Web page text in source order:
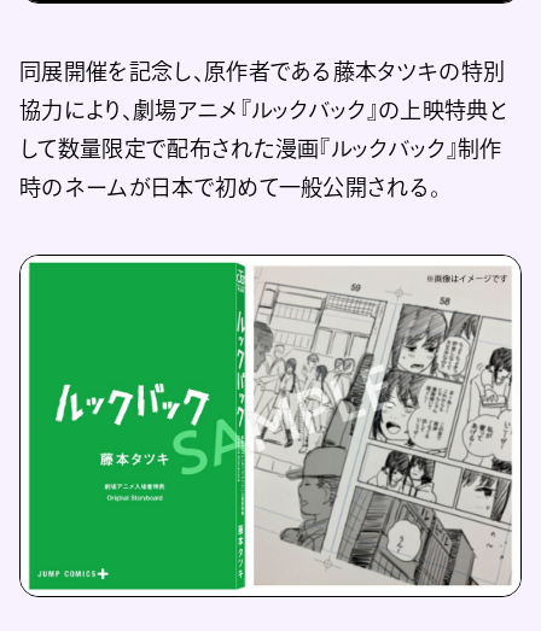
同展開催を記念し、原作者である藤本タツキの特別
協力により、劇場アニメ『ルックバック』の上映特典と
して数量限定で配布された漫画『ルックバック』制作
時のネームが日本で初めて一般公開される。